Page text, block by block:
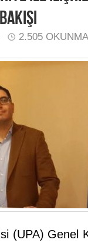
2.505 OKUNMA
(UPA) Genel